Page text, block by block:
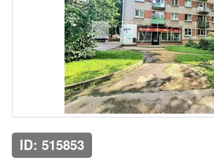
ID: 515853